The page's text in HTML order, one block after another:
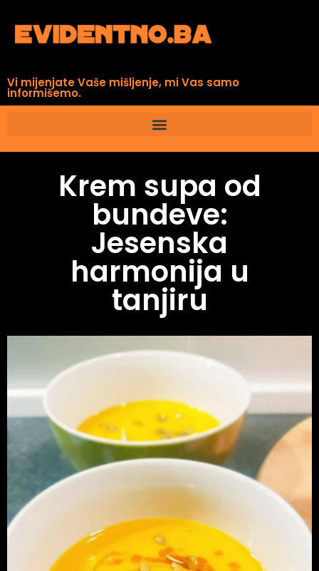
Vi mijenjate Vaše mišljenje, mi Vas samo
informišemo.
Krem supa od
bundeve:
Jesenska
harmonija u
tanjiru